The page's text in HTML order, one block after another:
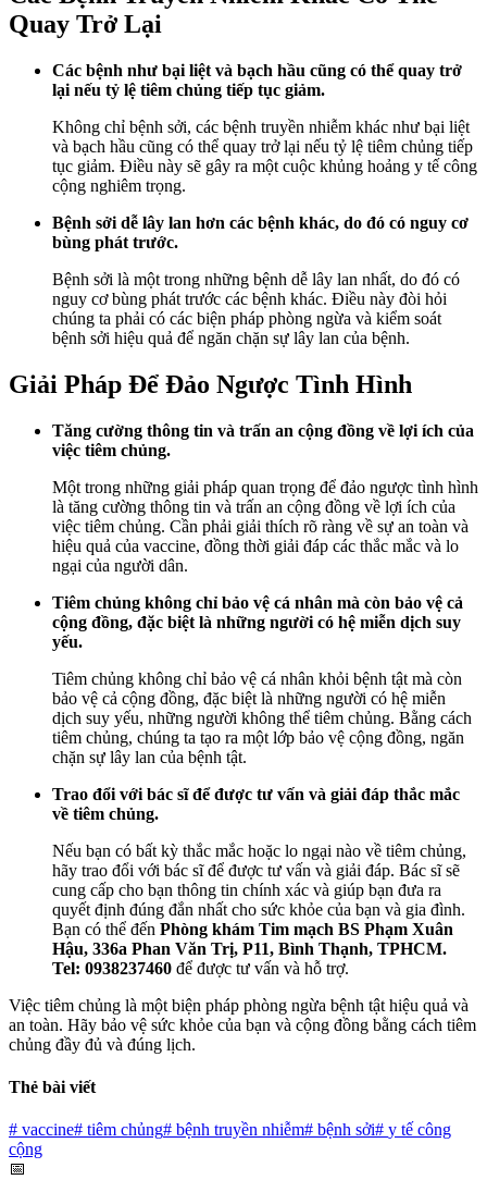
Quay Trở Lại
Các bệnh như bại liệt và bạch hầu cũng có thể quay trở
lại nếu tỷ lệ tiêm chủng tiếp tục giảm.
Không chỉ bệnh sởi, các bệnh truyền nhiễm khác như bại liệt
và bạch hầu cũng có thể quay trở lại nếu tỷ lệ tiêm chủng tiếp
tục giảm. Điều này sẽ gây ra một cuộc khủng hoảng y tế công
cộng nghiêm trọng.
Bệnh sởi dễ lây lan hơn các bệnh khác, do đó có nguy cơ
bùng phát trước.
Bệnh sởi là một trong những bệnh dễ lây lan nhất, do đó có
nguy cơ bùng phát trước các bệnh khác. Điều này đòi hỏi
chúng ta phải có các biện pháp phòng ngừa và kiểm soát
bệnh sởi hiệu quả để ngăn chặn sự lây lan của bệnh.
Giải Pháp Để Đảo Ngược Tình Hình
Tăng cường thông tin và trấn an cộng đồng về lợi ích của
việc tiêm chủng.
Một trong những giải pháp quan trọng để đảo ngược tình hình
là tăng cường thông tin và trấn an cộng đồng về lợi ích của
việc tiêm chủng. Cần phải giải thích rõ ràng về sự an toàn và
hiệu quả của vaccine, đồng thời giải đáp các thắc mắc và lo
ngại của người dân.
Tiêm chủng không chỉ bảo vệ cá nhân mà còn bảo vệ cả
cộng đồng, đặc biệt là những người có hệ miễn dịch suy
yếu.
Tiêm chủng không chỉ bảo vệ cá nhân khỏi bệnh tật mà còn
bảo vệ cả cộng đồng, đặc biệt là những người có hệ miễn
dịch suy yếu, những người không thể tiêm chủng. Bằng cách
tiêm chủng, chúng ta tạo ra một lớp bảo vệ cộng đồng, ngăn
chặn sự lây lan của bệnh tật.
Trao đổi với bác sĩ để được tư vấn và giải đáp thắc mắc
về tiêm chủng.
Nếu bạn có bất kỳ thắc mắc hoặc lo ngại nào về tiêm chủng,
hãy trao đổi với bác sĩ để được tư vấn và giải đáp. Bác sĩ sẽ
cung cấp cho bạn thông tin chính xác và giúp bạn đưa ra
quyết định đúng đắn nhất cho sức khỏe của bạn và gia đình.
Bạn có thể đến Phòng khám Tim mạch BS Phạm Xuân
Hậu, 336a Phan Văn Trị, P11, Bình Thạnh, TPHCM.
Tel: 0938237460 để được tư vấn và hỗ trợ.
Việc tiêm chủng là một biện pháp phòng ngừa bệnh tật hiệu quả và
an toàn. Hãy bảo vệ sức khỏe của bạn và cộng đồng bằng cách tiêm
chủng đầy đủ và đúng lịch.
Thẻ bài viết
# vaccine# tiêm chủng# bệnh truyền nhiễm# bệnh sởi# y tế công
cộng
📅